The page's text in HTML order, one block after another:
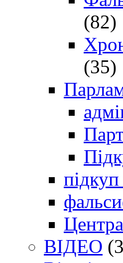
(82)
(35)
ВІДЕО